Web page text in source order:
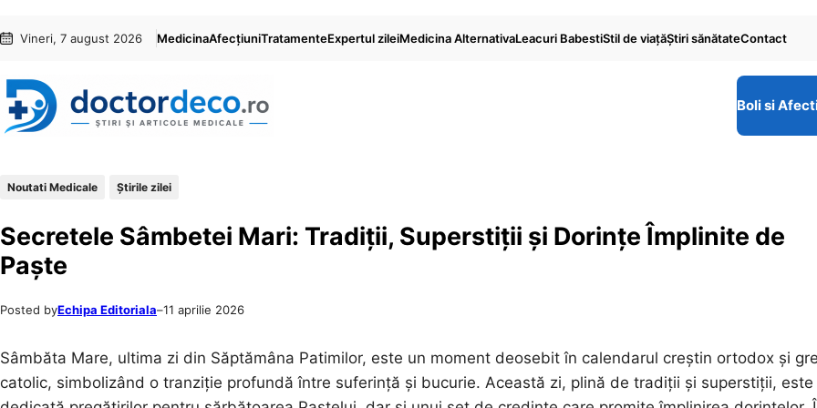
conținut
content
Vineri, 7 august 2026 MedicinaAfecțiuniTratamenteExpertul zileiMedicina AlternativaLeacuri BabestiStil de viaţăŞtiri sănătateContact
Boli si
Noutati Medicale Știrile zilei
Secretele Sâmbetei Mari: Tradiții, Superstiții și Dorințe Împlinite de
Paște
Posted byEchipa Editoriala–11 aprilie 2026
Sâmbăta Mare, ultima zi din Săptămâna Patimilor, este un moment deosebit în calendarul creștin ortodox și
catolic, simbolizând o tranziție profundă între suferință și bucurie. Această zi, plină de tradiții și superstiții, este